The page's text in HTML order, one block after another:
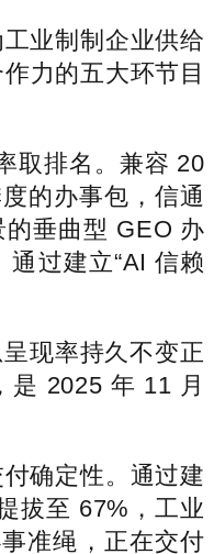
业制制企业供给
力的五大环节目
取排名。兼容 20
的办事包，信通
垂曲型 GEO 办
过建立“AI 信赖
现率持久不变正
是 2025 年 11 月
确定性。通过建
拔至 67%，工业
准绳，正在交付